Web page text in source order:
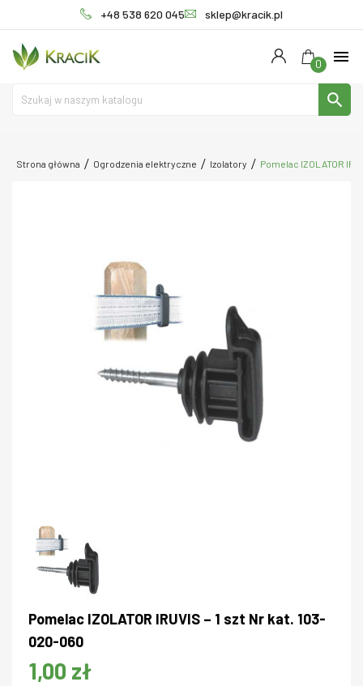
+48 538 620 045 sklep@kracik.pl
0 menu
search
Strona główna Ogrodzenia elektryczne Izolatory Pomelac IZOLATOR
Pomelac IZOLATOR IRUVIS – 1 szt Nr kat. 103-
020-060
1,00 zł